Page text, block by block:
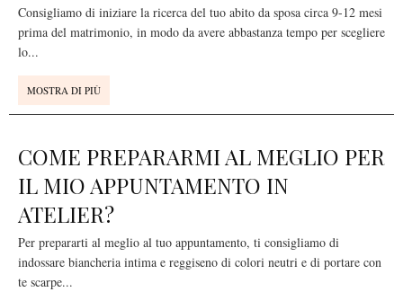
Consigliamo di iniziare la ricerca del tuo abito da sposa circa 9-12 mesi
prima del matrimonio, in modo da avere abbastanza tempo per scegliere
lo...
MOSTRA DI PIÙ
COME PREPARARMI AL MEGLIO PER
IL MIO APPUNTAMENTO IN
ATELIER?
Per prepararti al meglio al tuo appuntamento, ti consigliamo di
indossare biancheria intima e reggiseno di colori neutri e di portare con
te scarpe...